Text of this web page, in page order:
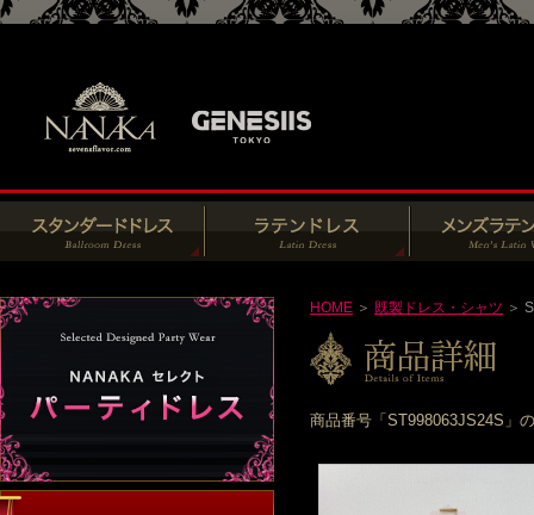
HOME ＞ 既製ドレス・シャツ ＞
商品番号「ST998063JS24S」